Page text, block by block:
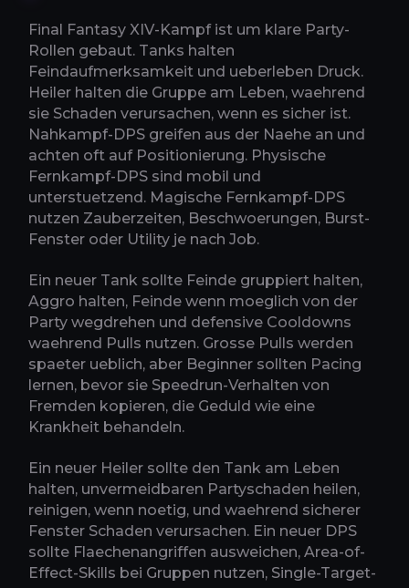
Final Fantasy XIV-Kampf ist um klare Party-
Rollen gebaut. Tanks halten
Feindaufmerksamkeit und ueberleben Druck.
Heiler halten die Gruppe am Leben, waehrend
sie Schaden verursachen, wenn es sicher ist.
Nahkampf-DPS greifen aus der Naehe an und
achten oft auf Positionierung. Physische
Fernkampf-DPS sind mobil und
unterstuetzend. Magische Fernkampf-DPS
nutzen Zauberzeiten, Beschwoerungen, Burst-
Fenster oder Utility je nach Job.
Ein neuer Tank sollte Feinde gruppiert halten,
Aggro halten, Feinde wenn moeglich von der
Party wegdrehen und defensive Cooldowns
waehrend Pulls nutzen. Grosse Pulls werden
spaeter ueblich, aber Beginner sollten Pacing
lernen, bevor sie Speedrun-Verhalten von
Fremden kopieren, die Geduld wie eine
Krankheit behandeln.
Ein neuer Heiler sollte den Tank am Leben
halten, unvermeidbaren Partyschaden heilen,
reinigen, wenn noetig, und waehrend sicherer
Fenster Schaden verursachen. Ein neuer DPS
sollte Flaechenangriffen ausweichen, Area-of-
Effect-Skills bei Gruppen nutzen, Single-Target-